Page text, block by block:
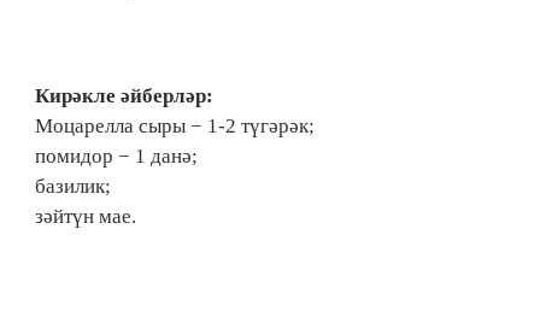
Кирәкле әйберләр:
Моцарелла сыры − 1-2 түгәрәк;
помидор − 1 данә;
базилик;
зәйтүн мае.